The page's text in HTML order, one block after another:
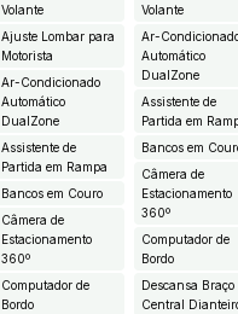
Volante
Ajuste Lombar para
Motorista
Ar-Condicionado
Automático
DualZone
Assistente de
Partida em Rampa
Bancos em Couro
Câmera de
Estacionamento
360º
Computador de
Bordo
Volante
Ar-
Automático
DualZone
Assistente de
Partida em
Bancos em
Câmera de
Estacionamento
360º
Computador de
Bordo
Descansa Braço
Central